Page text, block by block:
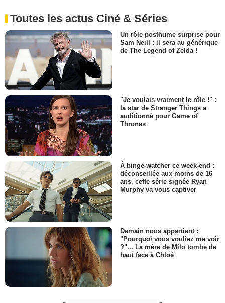
Toutes les actus Ciné & Séries
Un rôle posthume surprise pour
Sam Neill : il sera au générique
de The Legend of Zelda !
"Je voulais vraiment le rôle !" :
la star de Stranger Things a
auditionné pour Game of
Thrones
À binge-watcher ce week-end :
déconseillée aux moins de 16
ans, cette série signée Ryan
Murphy va vous captiver
Demain nous appartient :
"Pourquoi vous vouliez me voir
?"... La mère de Milo tombe de
haut face à Chloé